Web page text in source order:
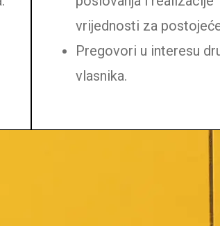
vrijednosti za
Pregovori u interesu
vlasnika.